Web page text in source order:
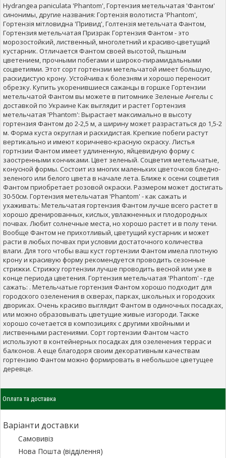
Hydrangea paniculata 'Phantom', Гортензия метельчатая 'Фантом'
синонимы, другие названия: Гортензія волотиста 'Phantom',
Гортензія мітловидна 'Привид', Голтензія метельчата Фантом,
Гортензия метельчатая Призрак Гортензия Фантом - это
морозостойкий, лиственный, многолетний и красиво-цветущий
кустарник. Отличается Фантом своей высотой, пышным
цветением, прочными побегами и широко-пирамидальными
соцветиями. Этот сорт гортензии метельчатой имеет большую,
раскидистую крону. Устойчива к болезням и хорошо переносит
обрезку. Купить укоренившиеся сажанцы в горшке Гортензии
метельчатой Фантом вы можете в питомнике Зеленые Ангелы с
доставкой по Украине Как выглядит и растет Гортензия
метельчатая 'Phantom': Вырастает максимально в высоту
гортензия Фантом до 2-2,5 м, а ширину может разрастаться до 1,5-2
м. Форма куста округлая и раскидистая. Крепкие побеги растут
вертикально и имеют коричнево-красную окраску. Листья
гортнзии Фантом имеет удлиненную, яйцевидную форму с
заостренными кончиками. Цвет зеленый. Соцветия метельчатые,
конусной формы. Состоит из многих маленьких цветочков бледно-
зеленого или белого цвета в начале лета. Ближе к осени соцветия
Фантом приобретает розовой окраски. Размером может достигать
30-50см. Гортензия метельчатая 'Phantom' - как сажать и
ухаживать: Метельчатая гортензия Фантом лучше всего растет в
хорошо дренированных, кислых, увлажненных и плодородных
почвах. Любит солнечные места, но хорошо растет и в полу тени.
Вообще Фантом не прихотливый, цветущий кустарник и может
расти в любых почвах при условии достаточного количества
влаги. Для того чтобы ваш куст гортензии Фантом имела плотную
крону и красивую форму рекомендуется проводить сезонные
стрижки. Стрижку гортензии лучше проводить весной или уже в
конце периода цветения. Гортензия метельчатая 'Phantom' - где
сажать: . Метельчатые гортензия Фантом хорошо подходит для
городского озеленения в скверах, парках, школьных и городских
двориках. Очень красиво выглядит Фантом в одиночных посадках,
или можно образовывать цветущие живые изгороди. Также
хорошо сочетается в композициях с другими хвойными и
лиственными растениями. Сорт гортензии Фантом часто
используют в контейнерных посадках для озеленения террас и
балконов. А еще благодоря своим декоративным качествам
гортензию Фантом можно формировать в небольшое цветущее
деревце.
Оплата та доставка
Варіанти доставки
Самовивіз
Нова Пошта (відділення)